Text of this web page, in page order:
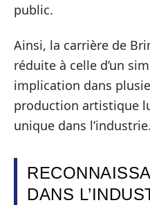
public.
Ainsi, la carrière de
réduite à celle d’un
implication dans
production artistique
unique dans l’industrie.
DANS